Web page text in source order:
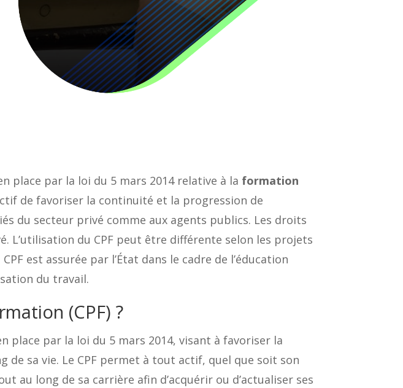
place par la loi du 5 mars 2014 relative à la formation
de favoriser la continuité et la progression de
du secteur privé comme aux agents publics. Les droits
L’utilisation du CPF peut être différente selon les projets
est assurée par l’État dans le cadre de l’éducation
du travail.
(CPF) ?
place par la loi du 5 mars 2014, visant à favoriser la
sa vie. Le CPF permet à tout actif, quel que soit son
au long de sa carrière afin d’acquérir ou d’actualiser ses